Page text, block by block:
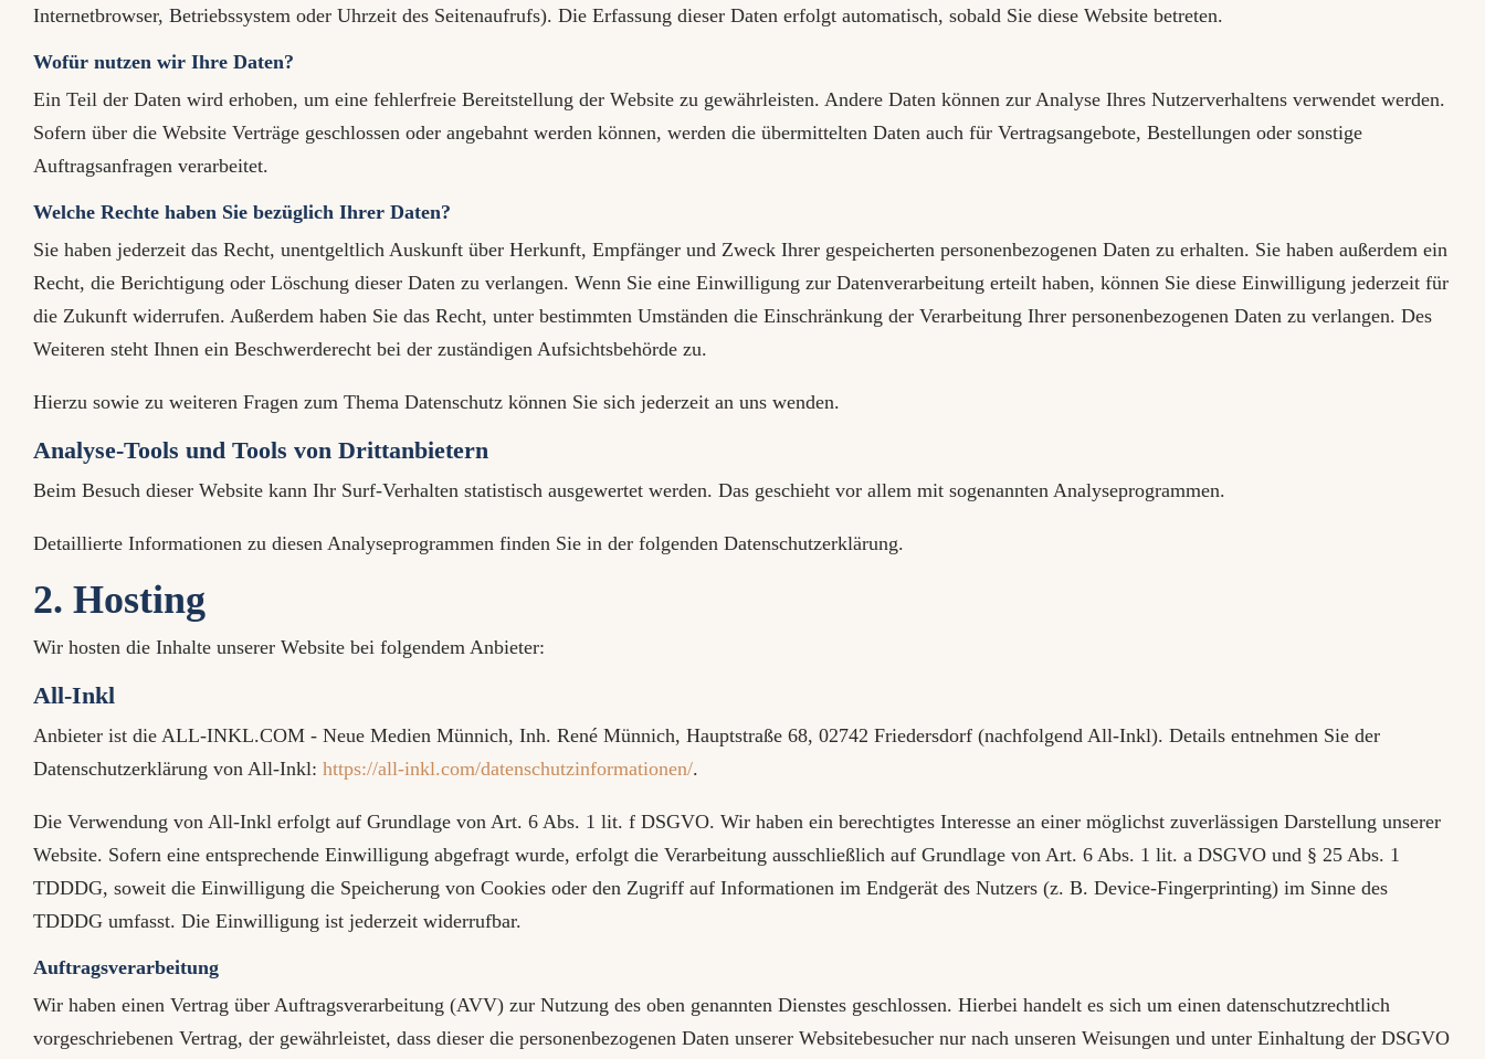
Internetbrowser, Betriebssystem oder Uhrzeit des Seitenaufrufs). Die Erfassung dieser Daten erfolgt automatisch, sobald Sie diese Website betreten.
Wofür nutzen wir Ihre Daten?
Ein Teil der Daten wird erhoben, um eine fehlerfreie Bereitstellung der Website zu gewährleisten. Andere Daten können zur Analyse Ihres Nutzerverhaltens verwendet werden.
Sofern über die Website Verträge geschlossen oder angebahnt werden können, werden die übermittelten Daten auch für Vertragsangebote, Bestellungen oder sonstige
Auftragsanfragen verarbeitet.
Welche Rechte haben Sie bezüglich Ihrer Daten?
Sie haben jederzeit das Recht, unentgeltlich Auskunft über Herkunft, Empfänger und Zweck Ihrer gespeicherten personenbezogenen Daten zu erhalten. Sie haben außerdem ein
Recht, die Berichtigung oder Löschung dieser Daten zu verlangen. Wenn Sie eine Einwilligung zur Datenverarbeitung erteilt haben, können Sie diese Einwilligung jederzeit für
die Zukunft widerrufen. Außerdem haben Sie das Recht, unter bestimmten Umständen die Einschränkung der Verarbeitung Ihrer personenbezogenen Daten zu verlangen. Des
Weiteren steht Ihnen ein Beschwerderecht bei der zuständigen Aufsichtsbehörde zu.
Hierzu sowie zu weiteren Fragen zum Thema Datenschutz können Sie sich jederzeit an uns wenden.
Analyse-Tools und Tools von Dritt­anbietern
Beim Besuch dieser Website kann Ihr Surf-Verhalten statistisch ausgewertet werden. Das geschieht vor allem mit sogenannten Analyseprogrammen.
Detaillierte Informationen zu diesen Analyseprogrammen finden Sie in der folgenden Datenschutzerklärung.
2. Hosting
Wir hosten die Inhalte unserer Website bei folgendem Anbieter:
All-Inkl
Anbieter ist die ALL-INKL.COM - Neue Medien Münnich, Inh. René Münnich, Hauptstraße 68, 02742 Friedersdorf (nachfolgend All-Inkl). Details entnehmen Sie der
Datenschutzerklärung von All-Inkl: https://all-inkl.com/datenschutzinformationen/.
Die Verwendung von All-Inkl erfolgt auf Grundlage von Art. 6 Abs. 1 lit. f DSGVO. Wir haben ein berechtigtes Interesse an einer möglichst zuverlässigen Darstellung unserer
Website. Sofern eine entsprechende Einwilligung abgefragt wurde, erfolgt die Verarbeitung ausschließlich auf Grundlage von Art. 6 Abs. 1 lit. a DSGVO und § 25 Abs. 1
TDDDG, soweit die Einwilligung die Speicherung von Cookies oder den Zugriff auf Informationen im Endgerät des Nutzers (z. B. Device-Fingerprinting) im Sinne des
TDDDG umfasst. Die Einwilligung ist jederzeit widerrufbar.
Auftragsverarbeitung
Wir haben einen Vertrag über Auftragsverarbeitung (AVV) zur Nutzung des oben genannten Dienstes geschlossen. Hierbei handelt es sich um einen datenschutzrechtlich
vorgeschriebenen Vertrag, der gewährleistet, dass dieser die personenbezogenen Daten unserer Websitebesucher nur nach unseren Weisungen und unter Einhaltung der DSGVO